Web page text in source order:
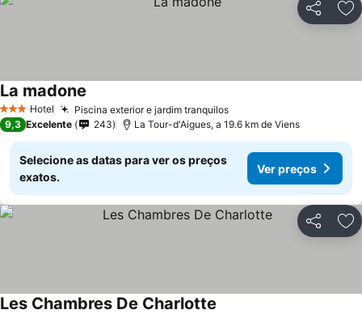
Partilhar
3 EstrelasHotel Piscina exterior e jardim tranquilos
La madone
9,3 Excelente 243 La Tour-d'Aigues, a 19.6 km de Viens
Selecione as datas para ver os preços
exatos.
Ver preços
Partilhar
Les Chambres De Charlotte